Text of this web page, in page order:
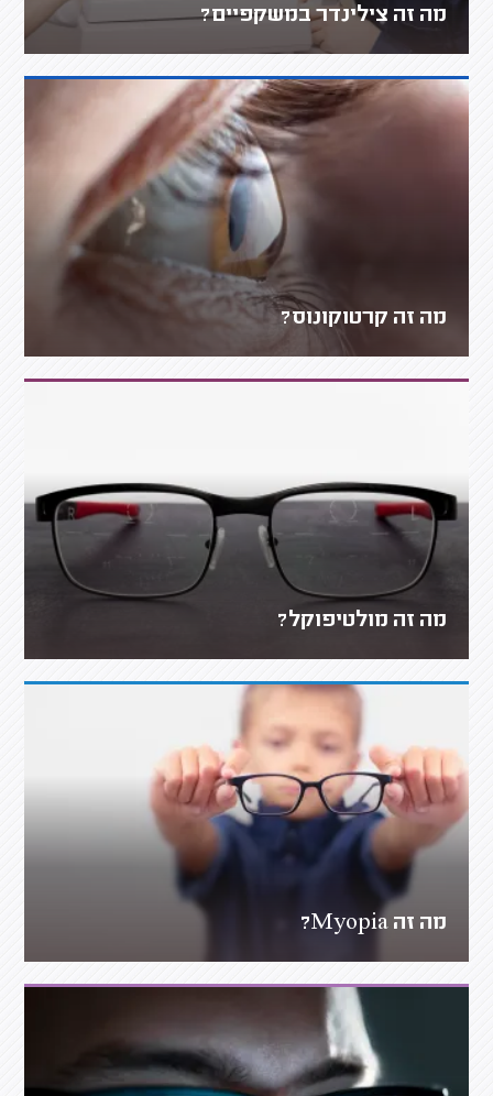
מה זה צילינדר במשקפיים?
מה זה קרטוקונוס?
מה זה מולטיפוקל?
מה זה Myopia?